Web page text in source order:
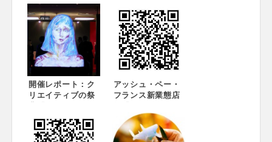
開催レポート：ク
リエイティブの祭
EXPERIENCE
36」
アッシュ・ペー・
フランス新業態店
Ba」オープン！